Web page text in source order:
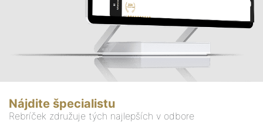
Nájdite špecialistu
Rebríček združuje tých najlepších v odbore